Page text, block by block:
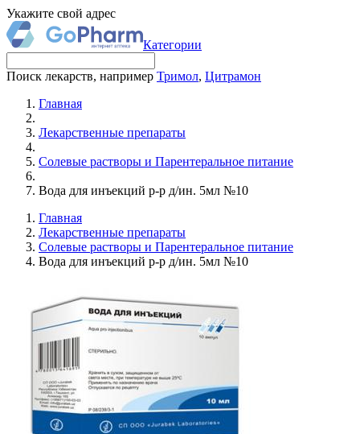
Укажите свой адрес
Категории
Поиск лекарств, например Тримол, Цитрамон
Главная
Лекарственные препараты
Солевые растворы и Парентеральное питание
Вода для инъекций р-р д/ин. 5мл №10
Главная
Лекарственные препараты
Солевые растворы и Парентеральное питание
Вода для инъекций р-р д/ин. 5мл №10